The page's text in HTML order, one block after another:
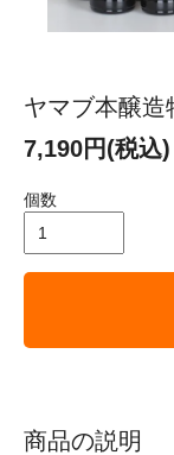
ヤマブ本醸造
7,190円(税込)
個数
商品の説明